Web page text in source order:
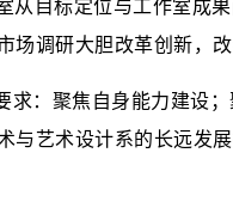
目标定位与工作室成
场调研大胆改革创新，
：聚焦自身能力建设
艺术设计系的长远发展